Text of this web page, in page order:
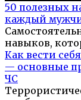
50 полезных
каждый
навыков,
Как вести
— основные
ЧС